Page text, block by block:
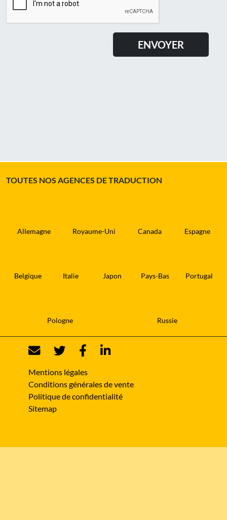
TOUTES NOS AGENCES DE TRADUCTION
Allemagne Royaume-Uni Canada Espagne
Belgique Italie Japon Pays-Bas Portugal
Pologne Russie
Mentions légales
Conditions générales de vente
Politique de confidentialité
Sitemap